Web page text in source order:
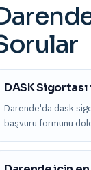
DASK
Darende'da dask
başvuru formunu